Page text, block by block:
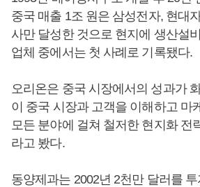
중국 매출 1조 원은 삼성전자, 현대
사만 달성한 것으로 현지에 생산설
업체 중에서는 첫 사례로 기록됐다.
오리온은 중국 시장에서의 성과가
이 중국 시장과 고객을 이해하고 마
모든 분야에 걸쳐 철저한 현지화 전
라고 봤다.
동양제과는 2002년 2천만 달러를